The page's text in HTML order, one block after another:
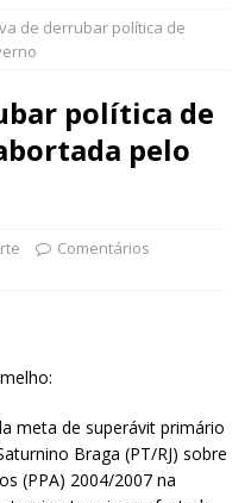
de derrubar política de
política de
pelo
Comentários
meta de superávit primário
Braga (PT/RJ) sobre
(PPA) 2004/2007 na